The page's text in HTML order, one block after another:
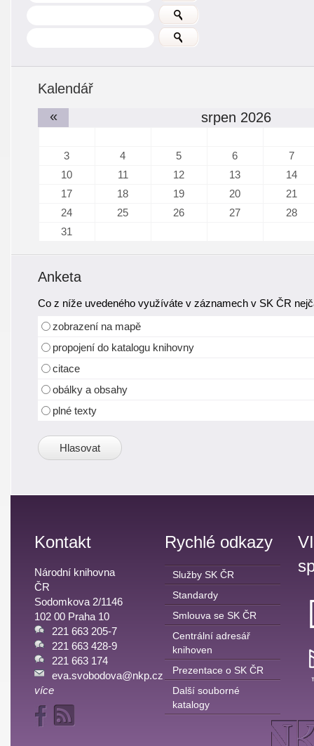
Kalendář
«
srpen 2026
3 4 5 6
7
10
11 12 13
14
17
18 19 20
21
24
25 26 27
28
31
Anketa
Co z níže uvedeného využíváte v záznamech v SK ČR
zobrazení na mapě
propojení do katalogu knihovny
citace
obálky a obsahy
plné texty
Kontakt
Národní knihovna
ČR
Sodomkova 2/1146
102 00 Praha 10
221 663 205-7
221 663 428-9
221 663 174
eva.svobodova@nkp.cz
více
Rychlé odkazy
Služby SK ČR
Standardy
Smlouva se SK ČR
Centrální adresář
knihoven
Prezentace o SK ČR
Další souborné
katalogy